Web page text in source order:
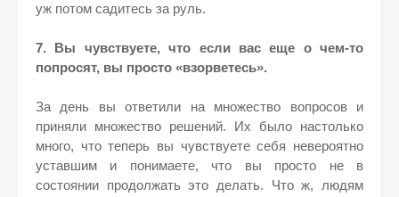
уж потом садитесь за руль.
7. Вы чувствуете, что если вас еще о чем-то
попросят, вы просто «взорветесь».
За день вы ответили на множество вопросов и
приняли множество решений. Их было настолько
много, что теперь вы чувствуете себя невероятно
уставшим и понимаете, что вы просто не в
состоянии продолжать это делать. Что ж, людям